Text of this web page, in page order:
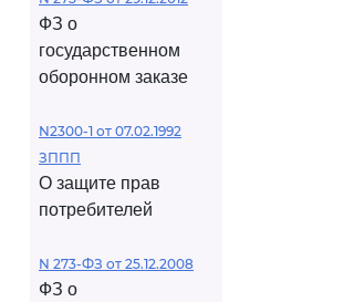
ФЗ о
государственном
оборонном заказе
N2300-1 от 07.02.1992
ЗППП
О защите прав
потребителей
N 273-ФЗ от 25.12.2008
ФЗ о